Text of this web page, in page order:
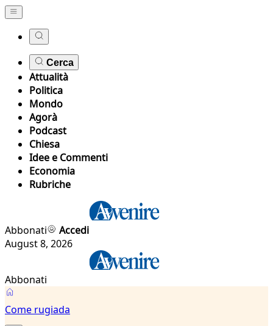
Cerca
Attualità
Politica
Mondo
Agorà
Podcast
Chiesa
Idee e Commenti
Economia
Rubriche
Abbonati
Accedi
August 8, 2026
Abbonati
Come rugiada